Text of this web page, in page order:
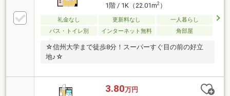
1階 / 1K（22.01m2）
礼金なし 更新料なし
一人暮らし
バス・トイレ別
インターネット無料 角部屋
☆信州大学まで徒歩8分！スーパーすぐ目の前の好立
地♪☆
3.80万円